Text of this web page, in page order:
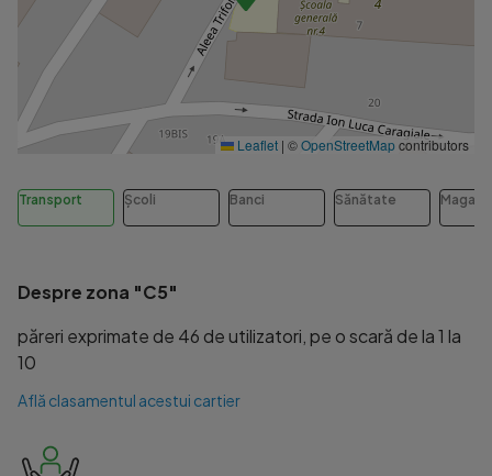
Leaflet | ©OpenStreetMapcontributors
Transport Școli Banci Sănătate
Despre zona "C5"
păreri exprimate de 46 de utilizatori, pe o scară de la 1 la
10
Află clasamentul acestui cartier